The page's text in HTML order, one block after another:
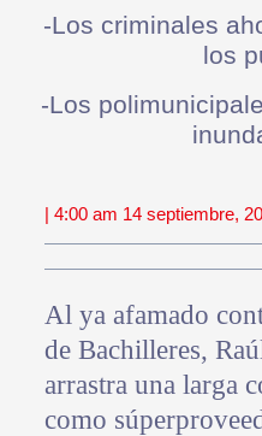
-Los criminales
los
-Los
| 4:00 am 14 septiembre,
Al ya afamado
de Bachilleres,
arrastra una larga
como